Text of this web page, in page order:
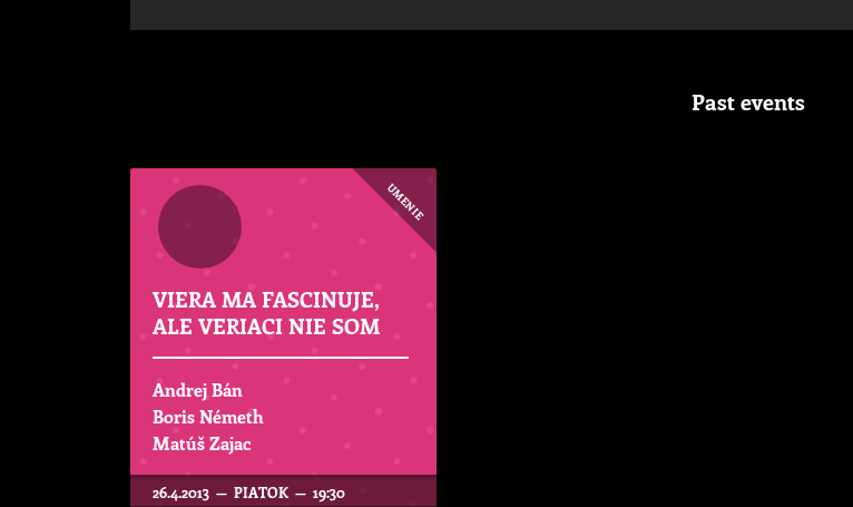
Past events
UMENIE
VIERA MA FASCINUJE,
ALE VERIACI NIE SOM
Andrej Bán
Boris Németh
Matúš Zajac
26.4.2013 — PIATOK — 19:30